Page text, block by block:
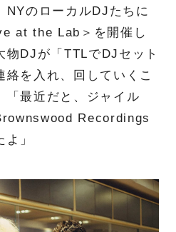
NYのローカルDJたちに
at the Lab＞を開催し
物DJが「TTLでDJセット
絡を入れ、回していくこ
「最近だと、ジャイル
Recordings
」